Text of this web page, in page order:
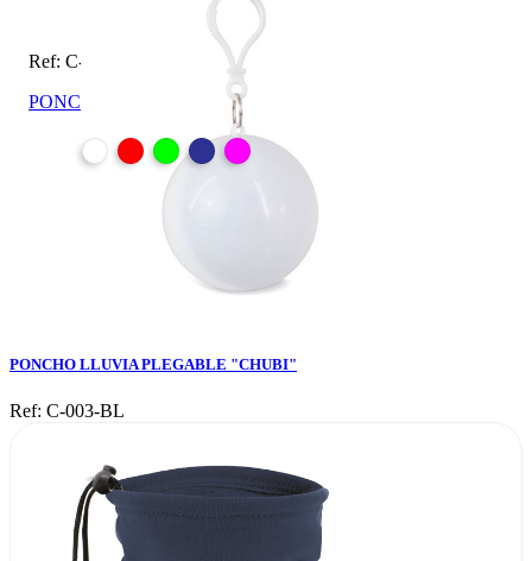
Ref: C-003-BL
PONCHO LLUVIA PLEGABLE "CHUBI"
PONCHO LLUVIA PLEGABLE "CHUBI"
Ref: C-003-BL